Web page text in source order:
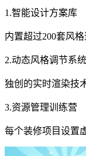
1.智能设计方案库
内置超过200套风
2.动态风格调节系统
独创的实时渲染技
3.资源管理训练营
每个装修项目设置